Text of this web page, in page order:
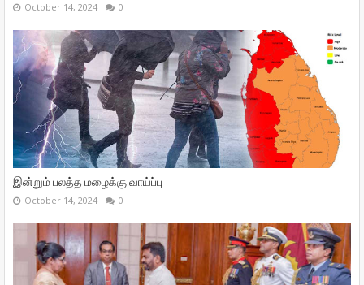
October 14, 2024 0
இன்றும் பலத்த மழைக்கு வாய்ப்பு
October 14, 2024 0